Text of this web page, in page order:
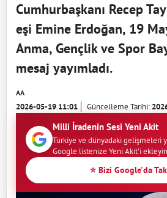
Cumhurbaşkanı Recep
eşi Emine Erdoğan, 19
Anma, Gençlik ve Spor
mesaj yayımladı.
AA
2026-05-19 11:01 Güncelleme Tarihi:
Milli İradenin Sesi Yeni Akit
Türkiye ve dünyadaki gelişmeleri
Google listenize Yeni Akit'i
⭐ Bizi Google'da